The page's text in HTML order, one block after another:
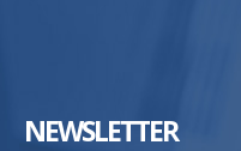
NEWSLETTER